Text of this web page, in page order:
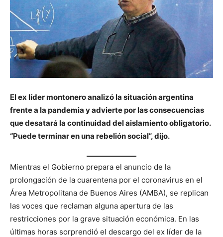
El ex líder montonero analizó la situación argentina
frente a la pandemia y advierte por las consecuencias
que desatará la continuidad del aislamiento obligatorio.
“Puede terminar en una rebelión social”, dijo.
Mientras el Gobierno prepara el anuncio de la
prolongación de la cuarentena por el coronavirus​ en el
Área Metropolitana de Buenos Aires (AMBA), se replican
las voces que reclaman alguna apertura de las
restricciones por la grave situación económica. En las
últimas horas sorprendió el descargo del ex líder de la